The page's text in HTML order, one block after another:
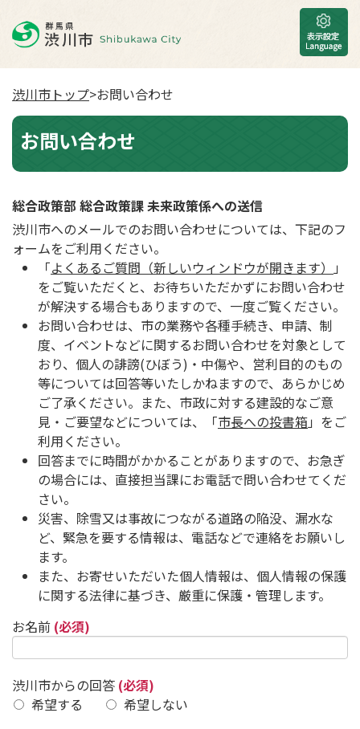
渋川市トップ>お問い合わせ
お問い合わせ
総合政策部 総合政策課 未来政策係への送信
渋川市へのメールでのお問い合わせについては、下記のフ
ォームをご利用ください。
「よくあるご質問（新しいウィンドウが開きます）
」
をご覧いただくと、お待ちいただかずにお問い合わせ
が解決する場合もありますので、一度ご覧ください。
お問い合わせは、市の業務や各種手続き、申請、制
度、イベントなどに関するお問い合わせを対象として
おり、個人の誹謗(ひぼう)・中傷や、営利目的のもの
等については回答等いたしかねますので、あらかじめ
ご了承ください。また、市政に対する建設的なご意
見・ご要望などについては、「市長への投書箱」をご
利用ください。
回答までに時間がかかることがありますので、お急ぎ
の場合には、直接担当課にお電話で問い合わせてくだ
さい。
災害、除雪又は事故につながる道路の陥没、漏水な
ど、緊急を要する情報は、電話などで連絡をお願いし
ます。
また、お寄せいただいた個人情報は、個人情報の保護
に関する法律に基づき、厳重に保護・管理します。
お名前 (必須)
渋川市からの回答 (必須)
希望する
希望しない